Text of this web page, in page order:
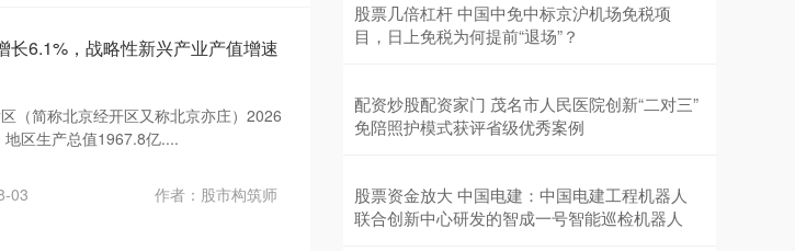
6.1%，战略性新兴产业产值增速
（简称北京经开区又称北京亦庄）2026
区生产总值1967.8亿....
03
作者：股市构筑师
配资炒股是什么 爱博医疗拟使用4055.61万元募集
资金置换预先投入自筹资金
中访网数据 爱博诺德(北京)医疗科技股份有限公司
(证券代码：688050，证券简称：爱博医疗)于2025
股票几倍杠杆 中国中免中标京沪机场免税项
目，日上免税为何提前“退场”？
配资炒股配资家门 茂名市人民医院创新“二对三”
免陪照护模式获评省级优秀案例
股票资金放大 中国电建：中国电建工程机器人
联合创新中心研发的智成一号智能巡检机器人